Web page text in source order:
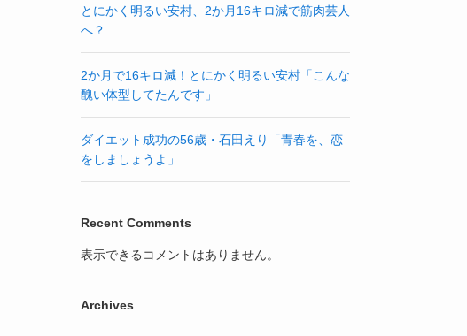
とにかく明るい安村、2か月16キロ減で筋肉芸人
へ？
2か月で16キロ減！とにかく明るい安村「こんな
醜い体型してたんです」
ダイエット成功の56歳・石田えり「青春を、恋
をしましょうよ」
Recent Comments
表示できるコメントはありません。
Archives